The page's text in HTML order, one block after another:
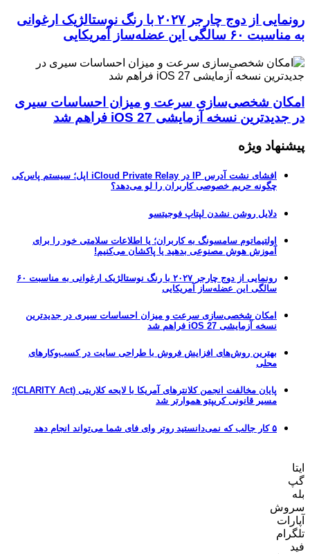
رونمایی از دوج چارجر ۲۰۲۷ با رنگ نوستالژیک ارغوانی
به مناسبت ۶۰ سالگی این عضله‌ساز آمریکایی
امکان شخصی‌سازی سرعت و میزان احساسات سیری
در جدیدترین نسخه آزمایشی iOS 27 فراهم شد
پیشنهاد ویژه
افشای نشت آدرس IP در iCloud Private Relay اپل؛ سیستم پاس‌کی
چگونه حریم خصوصی کاربران را لو می‌دهد؟
دلایل روشن نشدن لپتاپ فوجیتسو
اولتیماتوم سامسونگ به کاربران؛ یا اطلاعات سلامتی خود را برای
آموزش هوش مصنوعی بدهید یا پاکشان می‌کنیم!
رونمایی از دوج چارجر ۲۰۲۷ با رنگ نوستالژیک ارغوانی به مناسبت ۶۰
سالگی این عضله‌ساز آمریکایی
امکان شخصی‌سازی سرعت و میزان احساسات سیری در جدیدترین
نسخه آزمایشی iOS 27 فراهم شد
بهترین روش‌های افزایش فروش با طراحی سایت در کسب‌وکارهای
محلی
پایان مخالفت انجمن کلانترهای آمریکا با لایحه کلاریتی (CLARITY Act)؛
مسیر قانونی کریپتو هموارتر شد
۵ کار جالب که نمی‌دانستید روتر وای فای شما می‌تواند انجام دهد
ایتا
گپ
بله
سروش
آپارات
تلگرام
فید